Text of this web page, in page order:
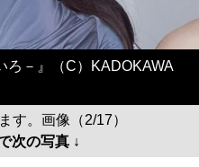
ろ－』（C）KADOKAWA
す。画像（2/17）
次の写真 ↓